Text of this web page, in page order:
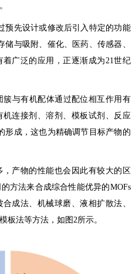
预先设计或修改后引入特定的功能
储与吸附、催化、医药、传感器、
广泛的应用，正逐渐成为21世纪
簇与有机配体通过配位相互作用有
连接剂、溶剂、模板试剂、反应
形成，这也为精确调节目标产物的
产物的性能也会因此有较大的区
方法来合成综合性能优异的MOFs
成法、机械球磨、液相扩散法、
板法等方法，如图2所示。